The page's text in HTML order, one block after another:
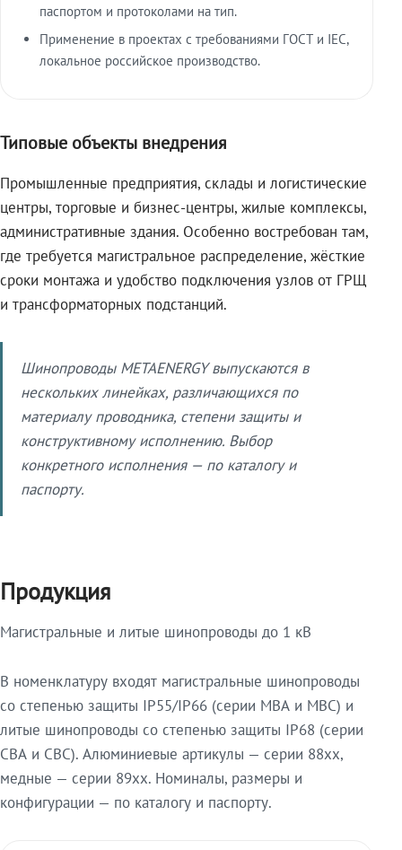
паспортом и протоколами на тип.
Применение в проектах с требованиями ГОСТ и IEC,
локальное российское производство.
Типовые объекты внедрения
Промышленные предприятия, склады и логистические
центры, торговые и бизнес-центры, жилые комплексы,
административные здания. Особенно востребован там,
где требуется магистральное распределение, жёсткие
сроки монтажа и удобство подключения узлов от ГРЩ
и трансформаторных подстанций.
Шинопроводы METAENERGY выпускаются в
нескольких линейках, различающихся по
материалу проводника, степени защиты и
конструктивному исполнению. Выбор
конкретного исполнения — по каталогу и
паспорту.
Продукция
Магистральные и литые шинопроводы до 1 кВ
В номенклатуру входят магистральные шинопроводы
со степенью защиты IP55/IP66 (серии МВА и МВС) и
литые шинопроводы со степенью защиты IP68 (серии
СВА и СВС). Алюминиевые артикулы — серии 88xx,
медные — серии 89xx. Номиналы, размеры и
конфигурации — по каталогу и паспорту.